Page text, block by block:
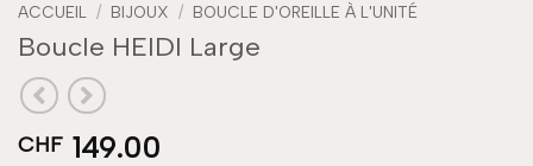
ACCUEIL / BIJOUX / BOUCLE D'OREILLE À L'UNITÉ
Boucle HEIDI Large
CHF 149.00